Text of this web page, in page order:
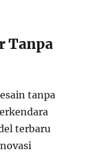
Tanpa
tanpa
terbaru